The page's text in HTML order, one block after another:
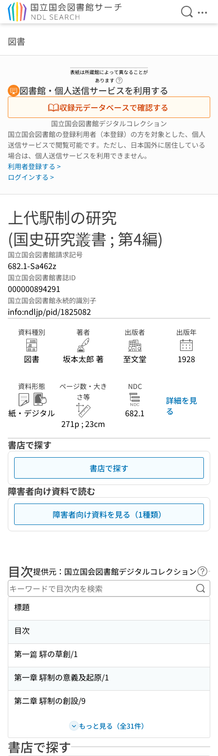
検索を
メ
図書
表紙は所蔵館によって異なることが
あります
図書館・個人送信サービスを利用する
収録元データベースで確認する
国立国会図書館デジタルコレクション
国立国会図書館の登録利用者（本登録）の方を対象とした、個人
送信サービスで閲覧可能です。ただし、日本国外に居住している
場合は、個人送信サービスを利用できません。
利用者登録する >
ログインする >
上代駅制の研究
(国史研究叢書 ; 第4編)
国立国会図書館請求記号
682.1-Sa462z
国立国会図書館書誌ID
000000894291
国立国会図書館永続的識別子
info:ndljp/pid/1825082
資料種別
図書
著者
坂本太郎 著
出版者
至文堂
出版年
1928
資料形態
紙・デジタル
ページ数・大き
さ等
271p ; 23cm
NDC
682.1
詳細を見
る
書店で探す
書店で探す
障害者向け資料で読む
障害者向け資料を見る（1種類）
目次提供元：国立国会図書館デジタルコレクション ヘ
キ
標題
目次
第一篇 驛の草創/1
第一章 驛制の意義及起原/1
第二章 驛制の創設/9
もっと見る（全31件）
書店で探す